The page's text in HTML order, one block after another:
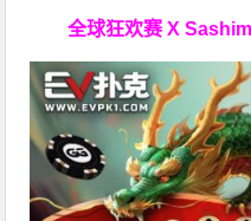
全球狂欢赛 X